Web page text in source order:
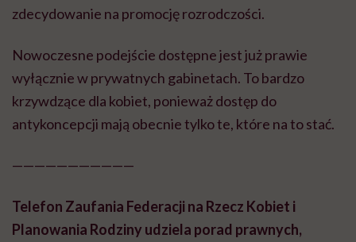
zdecydowanie na promocję rozrodczości.
Nowoczesne podejście dostępne jest już prawie
wyłącznie w prywatnych gabinetach. To bardzo
krzywdzące dla kobiet, ponieważ dostęp do
antykoncepcji mają obecnie tylko te, które na to stać.
———————————
Telefon Zaufania Federacji na Rzecz Kobiet i
Planowania Rodziny udziela porad prawnych,